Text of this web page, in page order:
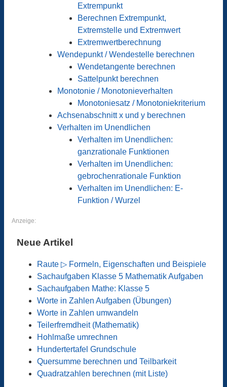
Extrempunkt
Berechnen Extrempunkt,
Extremstelle und Extremwert
Extremwertberechnung
Wendepunkt / Wendestelle berechnen
Wendetangente berechnen
Sattelpunkt berechnen
Monotonie / Monotonieverhalten
Monotoniesatz / Monotoniekriterium
Achsenabschnitt x und y berechnen
Verhalten im Unendlichen
Verhalten im Unendlichen:
ganzrationale Funktionen
Verhalten im Unendlichen:
gebrochenrationale Funktion
Verhalten im Unendlichen: E-
Funktion / Wurzel
Anzeige:
Neue Artikel
Raute ▷ Formeln, Eigenschaften und Beispiele
Sachaufgaben Klasse 5 Mathematik Aufgaben
Sachaufgaben Mathe: Klasse 5
Worte in Zahlen Aufgaben (Übungen)
Worte in Zahlen umwandeln
Teilerfremdheit (Mathematik)
Hohlmaße umrechnen
Hundertertafel Grundschule
Quersumme berechnen und Teilbarkeit
Quadratzahlen berechnen (mit Liste)